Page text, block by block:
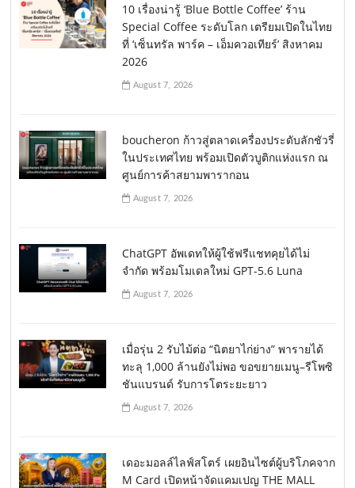
10 เรื่องน่ารู้ ‘Blue Bottle Coffee’ ร้าน
Special Coffee ระดับโลก เตรียมเปิดในไทย
ที่ ‘เซ็นทรัล พาร์ค – เอ็มควอเทียร์’ สิงหาคม
2026
August 7, 2026
boucheron ก้าวสู่ตลาดเครื่องประดับลักชัวรี่
ในประเทศไทย พร้อมเปิดตัวบูติกแห่งแรก ณ
ศูนย์การค้าสยามพารากอน
August 7, 2026
ChatGPT อัพเดทให้ผู้ใช้ฟรีแชทคุยได้ไม่
จำกัด พร้อมโมเดลใหม่ GPT-5.6 Luna
August 7, 2026
เมื่อรุ่น 2 รับไม้ต่อ “นิตยาไก่ย่าง” พารายได้
ทะลุ 1,000 ล้านยังไม่พอ ขอขยายเมนู–รีโพซิ
ชันแบรนด์ รับการโตระยะยาว
August 7, 2026
เดอะมอลล์ไลฟ์สโตร์ เผยอินไซต์ผู้บริโภคจาก
M Card เปิดหน้าจัดแคมเปญ THE MALL